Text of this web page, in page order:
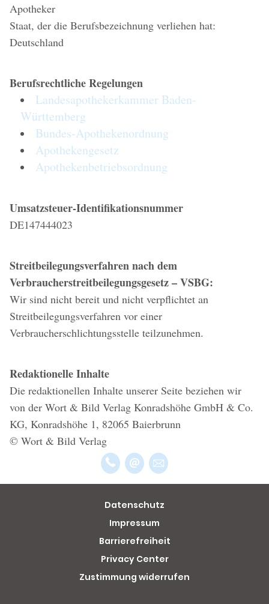
Apotheker
Staat, der die Berufsbezeichnung verliehen hat:
Deutschland
Berufsrechtliche Regelungen
Landesapothekerkammer Baden-
Württemberg
Bundes-Apothekenordnung
Apothekengesetz
Apothekenbetriebsordnung
Umsatzsteuer-Identifikationsnummer
DE147444023
Streitbeilegungsverfahren nach dem
Verbraucherstreitbeilegungsgesetz – VSBG:
Wir sind nicht bereit und nicht verpflichtet an
Streitbeilegungsverfahren vor einer
Verbraucherschlichtungsstelle teilzunehmen.
Redaktionelle Inhalte
Die redaktionellen Inhalte unserer Seite beziehen wir
von der Wort & Bild Verlag Konradshöhe GmbH & Co.
KG, Konradshöhe 1, 82065 Baierbrunn
© Wort & Bild Verlag
Datenschutz
Impressum
Barrierefreiheit
Privacy Center
Zustimmung widerrufen